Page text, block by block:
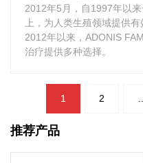
2012年5月，自1997年以
上，为人类生殖领域提供
2012年以来，ADONIS
治疗提供多种选择。
航
1 2
推荐产品